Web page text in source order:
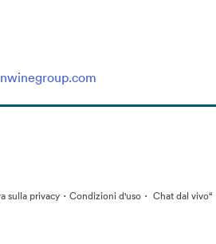
sulla privacy · Condizioni d'uso · Chat dal vivo“